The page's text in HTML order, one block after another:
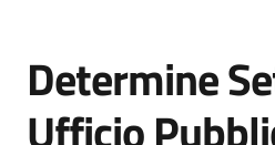
Determine